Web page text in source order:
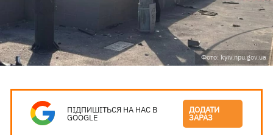
Фото: kyiv.npu.gov.ua
ПІДПИШІТЬСЯ НА НАС В
GOOGLE
ДОДАТИ
ЗАРАЗ